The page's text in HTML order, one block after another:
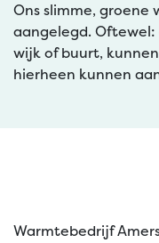
Ons slimme,
aangelegd. Oftewel:
wijk of buurt,
hierheen kunnen
Warmtebedrijf